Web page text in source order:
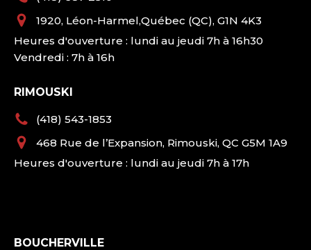
1920, Léon-Harmel,Québec (QC), G1N 4K3
Heures d'ouverture : lundi au jeudi 7h à 16h30
Vendredi : 7h à 16h
RIMOUSKI
(418) 543-1853
468 Rue de l’Expansion, Rimouski, QC G5M 1A9
Heures d'ouverture : lundi au jeudi 7h à 17h
BOUCHERVILLE